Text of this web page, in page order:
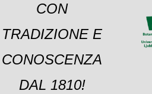
CON
TRADIZIONE E
CONOSCENZA
DAL 1810!